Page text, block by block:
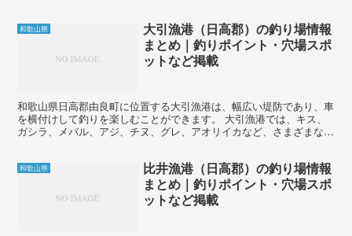
和歌山県
大引漁港（日高郡）の釣り場情報
まとめ｜釣りポイント・穴場スポ
ットなど掲載
和歌山県日高郡由良町に位置する大引漁港は、幅広い堤防であり、車
を横付けして釣りを楽しむことができます。 大引漁港では、キス、
ガシラ、メバル、アジ、チヌ、グレ、アオリイカなど、さまざまな魚
和歌山県
比井漁港（日高郡）の釣り場情報
まとめ｜釣りポイント・穴場スポ
ットなど掲載